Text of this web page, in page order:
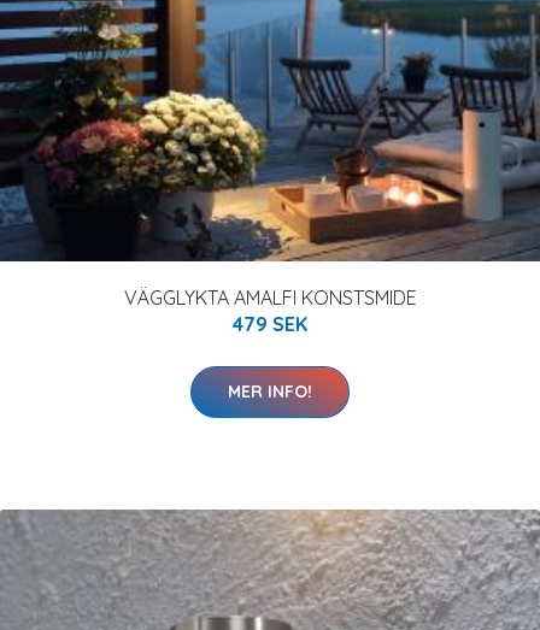
VÄGGLYKTA AMALFI KONSTSMIDE
479 SEK
MER INFO!